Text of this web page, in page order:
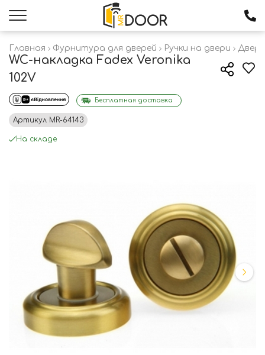
Главная Фурнитура для дверей Ручки на двери
WC-накладка Fadex Veronika
102V
Бесплатная доставка
Артикул MR-64143
На складе